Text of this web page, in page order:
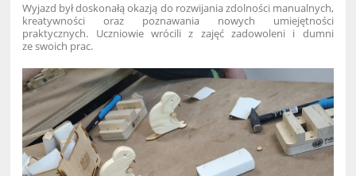
Wyjazd był doskonałą okazją do rozwijania zdolności manualnych,
kreatywności oraz poznawania nowych umiejętności
praktycznych. Uczniowie wrócili z zajęć zadowoleni i dumni
ze swoich prac.